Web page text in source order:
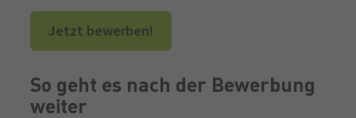
Jetzt bewerben!
So geht es nach der Bewerbung
weiter